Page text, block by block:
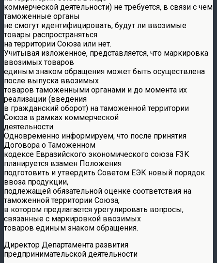
коммерческой деятельности) не требуется, в связи с чем
таможенные органы
не смогут идентифицировать, будут ли ввозимые
товары распространяться
на территории Союза или нет.
Учитывая изложенное, представляется, что маркировка
ввозимых товаров
единым знаком обращения может быть осуществлена
после выпуска ввозимых
товаров таможенными органами и до момента их
реализации (введения
в гражданский оборот) на таможенной территории
Союза в рамках коммерческой
деятельности.
Одновременно информируем, что после принятия
Договора о Таможенном
кодексе Евразийского экономического союза F3K
планируется взамен Положения
подготовить и утвердить Советом ЕЭК новый порядок
ввоза продукции,
подлежащей обязательной оценке соответствия на
таможенной территории Союза,
в котором предлагается урегулировать вопросы,
связанные с маркировкой ввозимых
товаров единым знаком обращения.
Директор Департамента развития
предпринимательской деятельности